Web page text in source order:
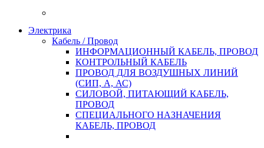
Электрика
Кабель / Провод
ИНФОРМАЦИОННЫЙ КАБЕЛЬ, ПРОВОД
КОНТРОЛЬНЫЙ КАБЕЛЬ
ПРОВОД ДЛЯ ВОЗДУШНЫХ ЛИНИЙ
(СИП, А, АС)
СИЛОВОЙ, ПИТАЮЩИЙ КАБЕЛЬ,
ПРОВОД
СПЕЦИАЛЬНОГО НАЗНАЧЕНИЯ
КАБЕЛЬ, ПРОВОД